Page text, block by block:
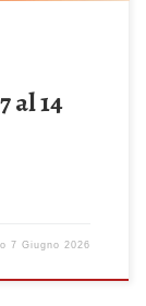
al 14
7 Giugno 2026